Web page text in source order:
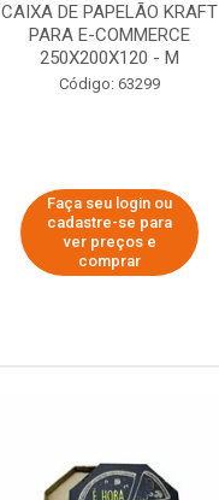
CAIXA DE PAPELÃO KRAFT
PARA E-COMMERCE
250X200X120 - M
Código: 63299
Faça seu login ou
cadastre-se para
ver preços e
comprar